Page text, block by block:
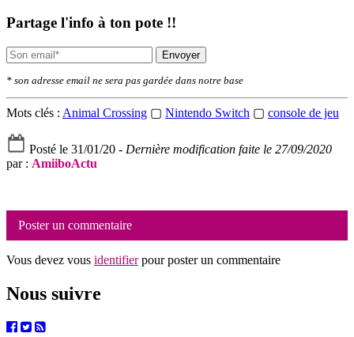
Partage l'info à ton pote !!
Envoyer
* son adresse email ne sera pas gardée dans notre base
Mots clés : Animal Crossing ▢ Nintendo Switch ▢ console de jeu
Posté le 31/01/20 - Dernière modification faite le 27/09/2020
par : AmiiboActu
Poster un commentaire
Vous devez vous identifierpour poster un commentaire
Nous suivre